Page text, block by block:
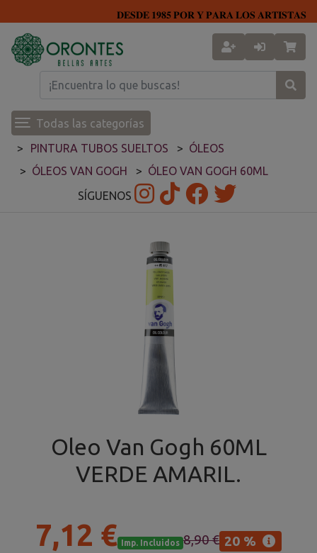
𝐃𝐄𝐒𝐃𝐄 𝟏𝟗𝟖𝟓 𝐏𝐎𝐑 𝐘 𝐏𝐀𝐑𝐀 𝐋𝐎𝐒 𝐀𝐑𝐓𝐈𝐒𝐓𝐀𝐒
Todas las categorías
PINTURA TUBOS SUELTOS
ÓLEOS
ÓLEOS VAN GOGH
ÓLEO VAN GOGH 60ML
SÍGUENOS
Oleo Van Gogh 60ML
VERDE AMARIL.
7,12 € Imp. Incluidos 8,90 € 20 %